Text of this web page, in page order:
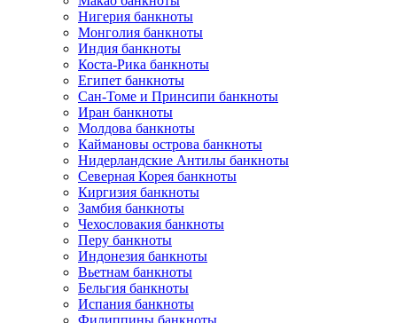
Нигерия банкноты
Монголия банкноты
Индия банкноты
Коста-Рика банкноты
Египет банкноты
Сан-Томе и Принсипи банкноты
Иран банкноты
Молдова банкноты
Каймановы острова банкноты
Нидерландские Антилы банкноты
Северная Корея банкноты
Киргизия банкноты
Замбия банкноты
Чехословакия банкноты
Перу банкноты
Индонезия банкноты
Вьетнам банкноты
Бельгия банкноты
Испания банкноты
Филиппины банкноты